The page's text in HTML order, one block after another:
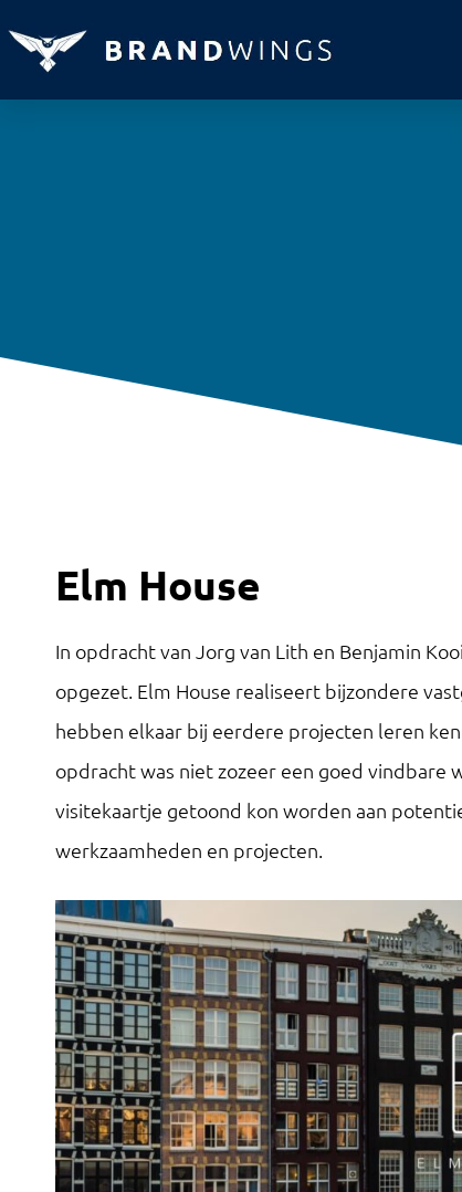
Elm House
In opdracht van Jorg van Lith en Benjamin
opgezet. Elm House realiseert bijzondere
hebben elkaar bij eerdere projecten leren
opdracht was niet zozeer een goed vindbare
visitekaartje getoond kon worden aan
werkzaamheden en projecten.